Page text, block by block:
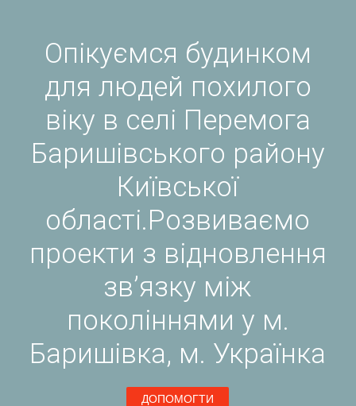
Опікуємся будинком
для людей похилого
віку в селі Перемога
Баришівського району
Київської
області.Розвиваємо
проекти з відновлення
зв’язку між
поколіннями у м.
Баришівка, м. Українка
ДОПОМОГТИ